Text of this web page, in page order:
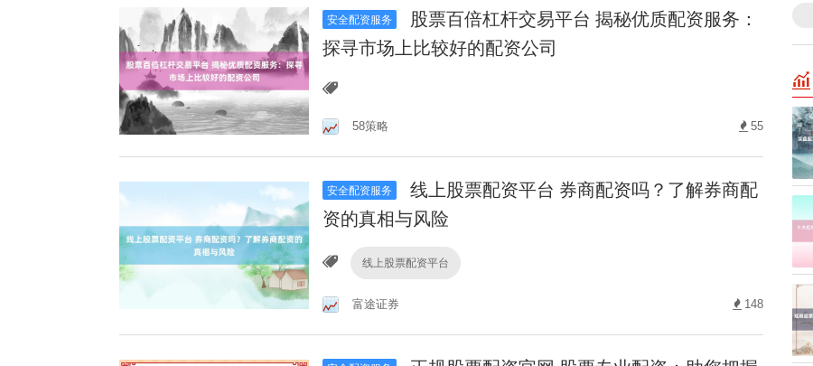
安全配资服务
股票百倍杠杆交易平台 揭秘优质配资服务：
探寻市场上比较好的配资公司
58策略 55
安全配资服务
线上股票配资平台 券商配资吗？了解券商配
资的真相与风险
线上股票配资平台
富途证券 148